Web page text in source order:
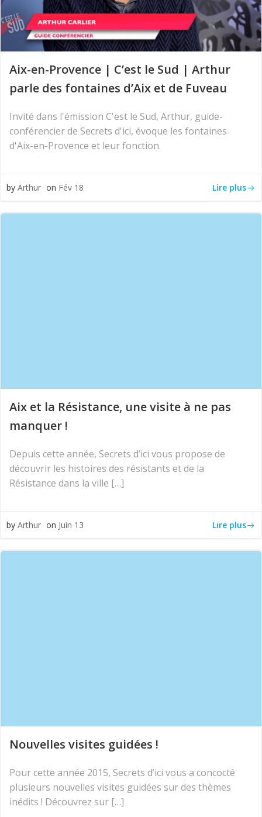
Aix-en-Provence | C’est le Sud | Arthur
parle des fontaines d’Aix et de Fuveau
Invité dans l'émission C'est le Sud, Arthur, guide-
conférencier de Secrets d'ici, évoque les fontaines
d'Aix-en-Provence et leur fonction.
by Arthur on Fév 18 Lire plus
Aix et la Résistance, une visite à ne pas
manquer !
Depuis cette année, Secrets d’ici vous propose de
découvrir les histoires des résistants et de la
Résistance dans la ville […]
by Arthur on Juin 13 Lire plus
Nouvelles visites guidées !
Pour cette année 2015, Secrets d’ici vous a concocté
plusieurs nouvelles visites guidées sur des thèmes
inédits ! Découvrez sur […]